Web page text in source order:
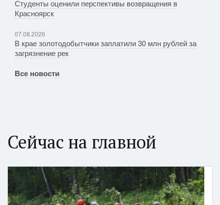
Студенты оценили перспективы возвращения в
Красноярск
07.08.2026
В крае золотодобытчики заплатили 30 млн рублей за
загрязнение рек
Все новости
Сейчас на главной